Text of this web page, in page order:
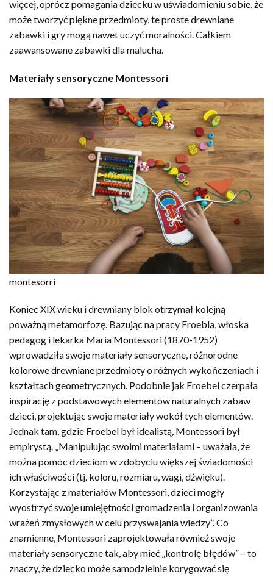
więcej, oprócz pomagania dziecku w uświadomieniu sobie, że
może tworzyć piękne przedmioty, te proste drewniane
zabawki i gry mogą nawet uczyć moralności. Całkiem
zaawansowane zabawki dla malucha.
Materiały sensoryczne Montessori
montesorri
Koniec XIX wieku i drewniany blok otrzymał kolejną
poważną metamorfozę. Bazując na pracy Froebla, włoska
pedagog i lekarka Maria Montessori (1870-1952)
wprowadziła swoje materiały sensoryczne, różnorodne
kolorowe drewniane przedmioty o różnych wykończeniach i
kształtach geometrycznych. Podobnie jak Froebel czerpała
inspirację z podstawowych elementów naturalnych zabaw
dzieci, projektując swoje materiały wokół tych elementów.
Jednak tam, gdzie Froebel był idealistą, Montessori był
empirystą. „Manipulując swoimi materiałami – uważała, że ​​
można pomóc dzieciom w zdobyciu większej świadomości
ich właściwości (tj. koloru, rozmiaru, wagi, dźwięku).
Korzystając z materiałów Montessori, dzieci mogły
wyostrzyć swoje umiejętności gromadzenia i organizowania
wrażeń zmysłowych w celu przyswajania wiedzy”. Co
znamienne, Montessori zaprojektowała również swoje
materiały sensoryczne tak, aby mieć „kontrolę błędów” – to
znaczy, że dziecko może samodzielnie korygować się